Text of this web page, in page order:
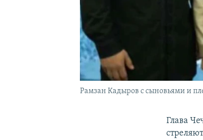
Рамзан Кадыров с сыновьями и
Глава